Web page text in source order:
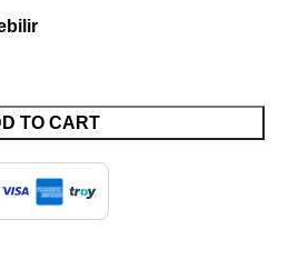
TO CART